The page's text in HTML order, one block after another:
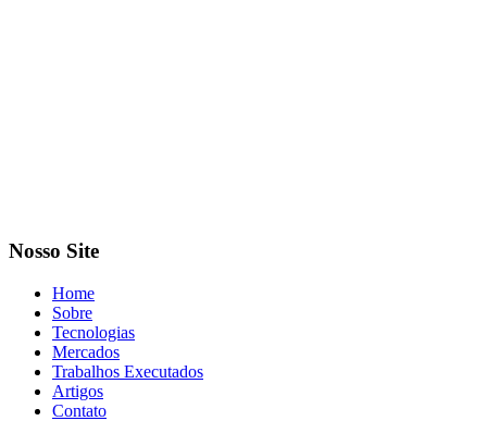
Nosso Site
Home
Sobre
Tecnologias
Mercados
Trabalhos Executados
Artigos
Contato